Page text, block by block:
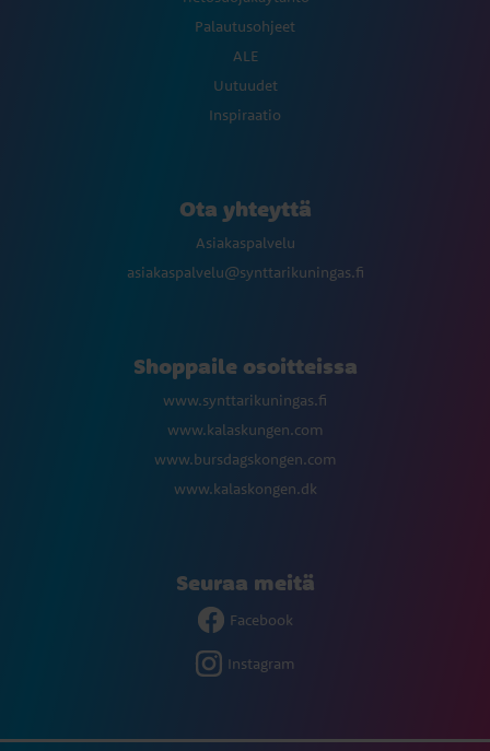
Palautusohjeet
ALE
Uutuudet
Inspiraatio
Ota yhteyttä
Asiakaspalvelu
asiakaspalvelu@synttarikuningas.fi
Shoppaile osoitteissa
www.synttarikuningas.fi
www.kalaskungen.com
www.bursdagskongen.com
www.kalaskongen.dk
Seuraa meitä
Facebook
Instagram